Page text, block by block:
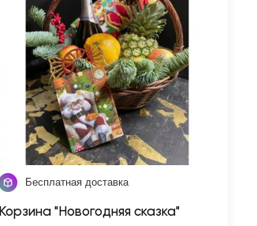
Бесплатная доставка
Корзина "Новогодняя сказка"